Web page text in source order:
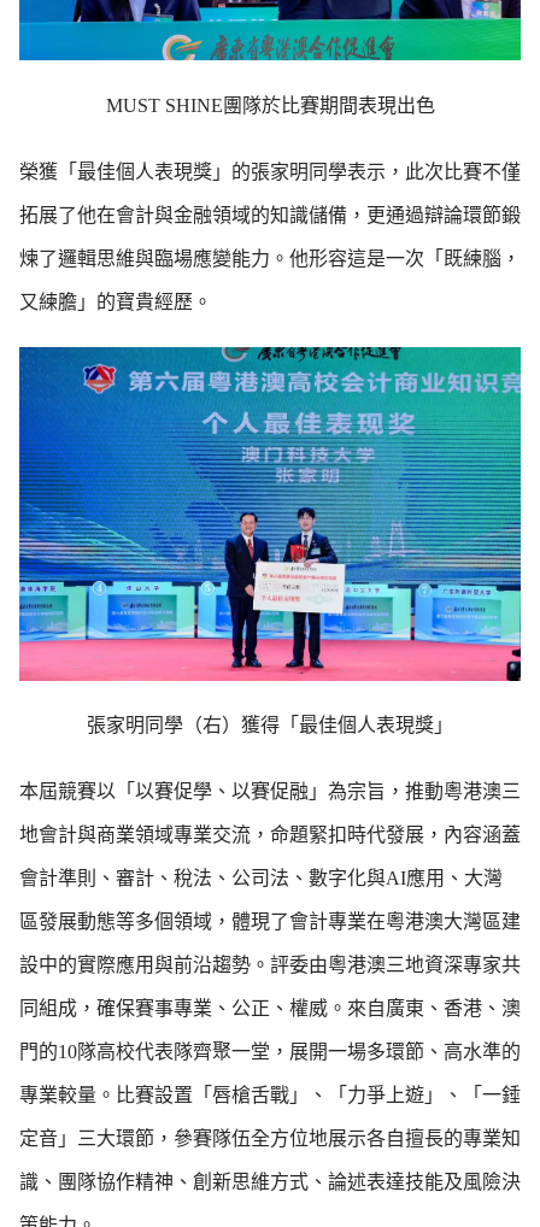
MUST SHINE團隊於比賽期間表現出色
榮獲「最佳個人表現獎」的張家明同學表示，此次比賽不僅
拓展了他在會計與金融領域的知識儲備，更通過辯論環節鍛
煉了邏輯思維與臨場應變能力。他形容這是一次「既練腦，
又練膽」的寶貴經歷。
張家明同學（右）獲得「最佳個人表現獎」
本屆競賽以「以賽促學、以賽促融」為宗旨，推動粵港澳三
地會計與商業領域專業交流，命題緊扣時代發展，內容涵蓋
會計準則、審計、稅法、公司法、數字化與AI應用、大灣
區發展動態等多個領域，體現了會計專業在粵港澳大灣區建
設中的實際應用與前沿趨勢。評委由粵港澳三地資深專家共
同組成，確保賽事專業、公正、權威。來自廣東、香港、澳
門的10隊高校代表隊齊聚一堂，展開一場多環節、高水準的
專業較量。比賽設置「唇槍舌戰」、「力爭上遊」、「一錘
定音」三大環節，參賽隊伍全方位地展示各自擅長的專業知
識、團隊協作精神、創新思維方式、論述表達技能及風險決